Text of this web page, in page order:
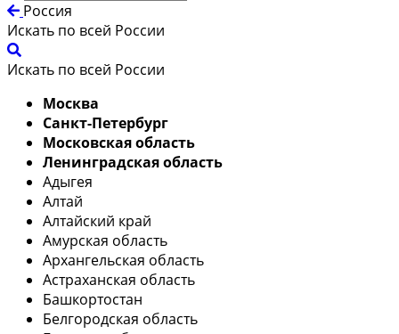
Россия
Искать по всей России
Искать по всей России
Москва
Санкт-Петербург
Московская область
Ленинградская область
Адыгея
Алтай
Алтайский край
Амурская область
Архангельская область
Астраханская область
Башкортостан
Белгородская область